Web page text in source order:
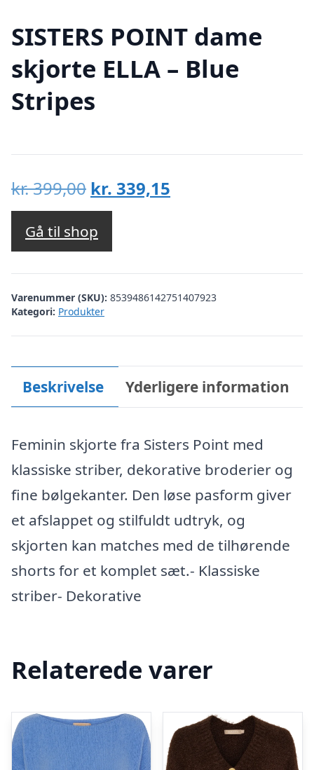
SISTERS POINT dame
skjorte ELLA – Blue
Stripes
kr.399,00 Den
oprindelige
pris
var:
kr. 399,00.
kr. 339,15
kr. 339,15.
Gå til shop
Varenummer (SKU): 8539486142751407923
Kategori: Produkter
Beskrivelse Yderligere information
Feminin skjorte fra Sisters Point med
klassiske striber, dekorative broderier og
fine bølgekanter. Den løse pasform giver
et afslappet og stilfuldt udtryk, og
skjorten kan matches med de tilhørende
shorts for et komplet sæt.- Klassiske
striber- Dekorative
Relaterede varer